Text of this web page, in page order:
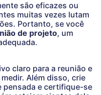
são eficazes ou
muitas vezes lutam
Portanto, se você
de projeto, um
claro para a reunião e
Além disso, crie
pensada e certifique-se